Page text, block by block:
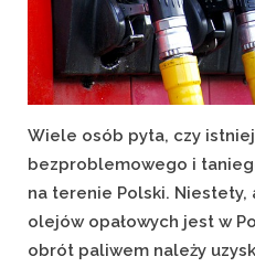
Wiele osób pyta, czy
bezproblemowego i
na terenie Polski.
olejów opałowych jest w
obrót paliwem należy